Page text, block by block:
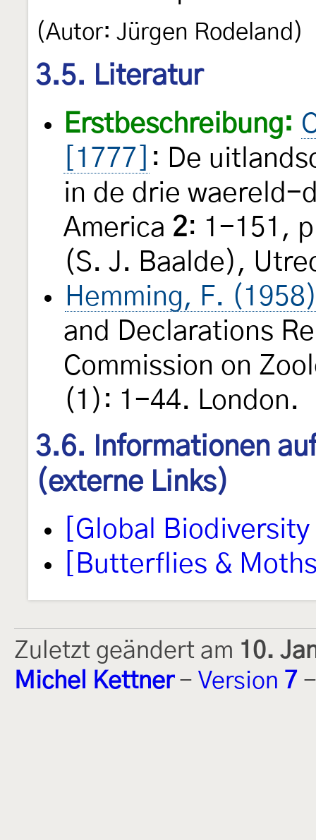
(Autor: Jürgen Rodeland)
3.5. Literatur
Erstbeschreibung:
[1777]
: De
in de drie waereld-
America 2: 1-151,
(S. J. Baalde),
Hemming, F.
and Declarations
Commission on
(1): 1-44. London.
3.6. Informationen
(externe Links)
[Global
[Butterflies &
Zuletzt geändert am 10.
Michel Kettner- Version 7